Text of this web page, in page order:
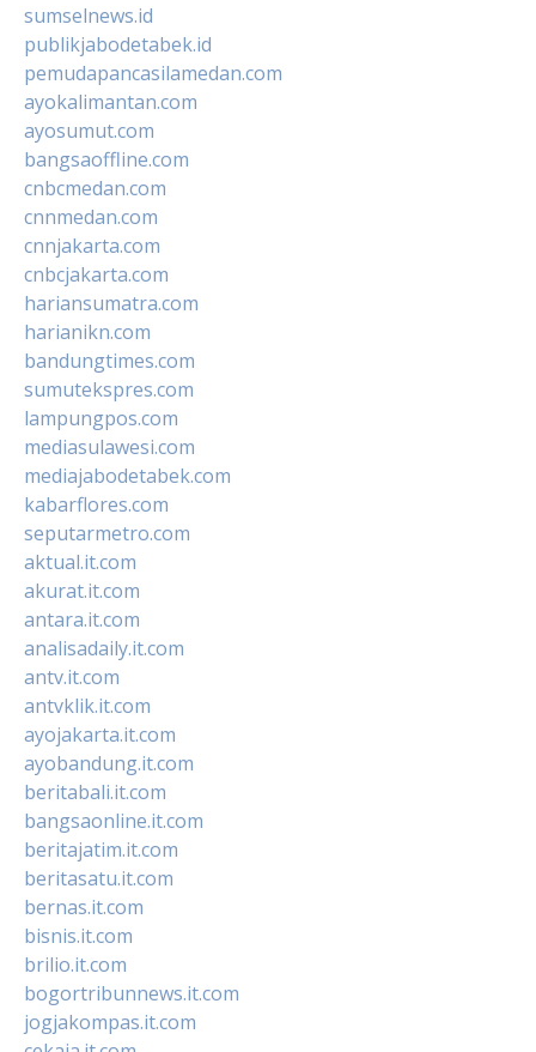
sumselnews.id
publikjabodetabek.id
pemudapancasilamedan.com
ayokalimantan.com
ayosumut.com
bangsaoffline.com
cnbcmedan.com
cnnmedan.com
cnnjakarta.com
cnbcjakarta.com
hariansumatra.com
harianikn.com
bandungtimes.com
sumutekspres.com
lampungpos.com
mediasulawesi.com
mediajabodetabek.com
kabarflores.com
seputarmetro.com
aktual.it.com
akurat.it.com
antara.it.com
analisadaily.it.com
antv.it.com
antvklik.it.com
ayojakarta.it.com
ayobandung.it.com
beritabali.it.com
bangsaonline.it.com
beritajatim.it.com
beritasatu.it.com
bernas.it.com
bisnis.it.com
brilio.it.com
bogortribunnews.it.com
jogjakompas.it.com